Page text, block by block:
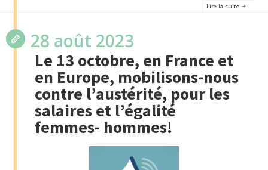
Lire la suite
28 août 2023
Le 13 octobre, en France et
en Europe, mobilisons-nous
contre l’austérité, pour les
salaires et l’égalité
femmes- hommes!